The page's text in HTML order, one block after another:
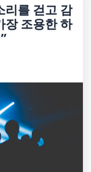
를 걷고 감
장 조용한 하